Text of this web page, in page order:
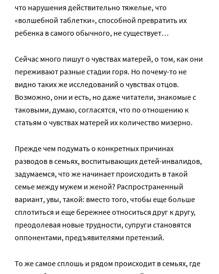
что нарушения действительно тяжелые, что
«волшебной таблетки», способной превратить их
ребенка в самого обычного, не существует…
Сейчас много пишут о чувствах матерей, о том, как они
переживают разные стадии горя. Но почему-то не
видно таких же исследований о чувствах отцов.
Возможно, они и есть, но даже читатели, знакомые с
таковыми, думаю, согласятся, что по отношению к
статьям о чувствах матерей их количество мизерно.
Прежде чем подумать о конкретных причинах
разводов в семьях, воспитывающих детей-инвалидов,
задумаемся, что же начинает происходить в такой
семье между мужем и женой? Распространенный
вариант, увы, такой: вместо того, чтобы еще больше
сплотиться и еще бережнее относиться друг к другу,
преодолевая новые трудности, супруги становятся
оппонентами, предъявителями претензий.
То же самое сплошь и рядом происходит в семьях, где